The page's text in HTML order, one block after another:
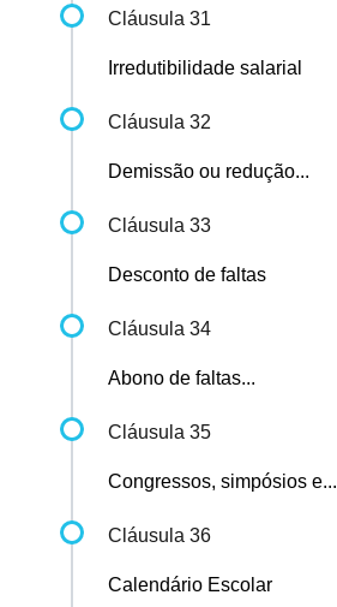
Cláusula 31
Irredutibilidade salarial
Cláusula 32
Demissão ou redução...
Cláusula 33
Desconto de faltas
Cláusula 34
Abono de faltas...
Cláusula 35
Congressos, simpósios e...
Cláusula 36
Calendário Escolar